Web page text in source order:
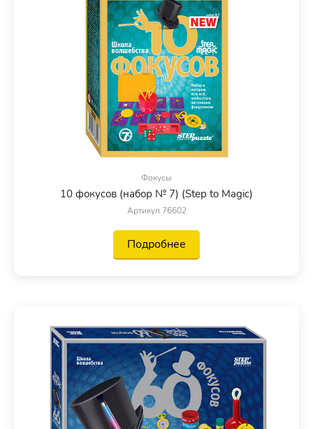
Фокусы
10 фокусов (набор № 7) (Step to Magic)
Артикул 76602
Подробнее